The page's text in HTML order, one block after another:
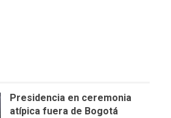
Presidencia en ceremonia
atípica fuera de Bogotá